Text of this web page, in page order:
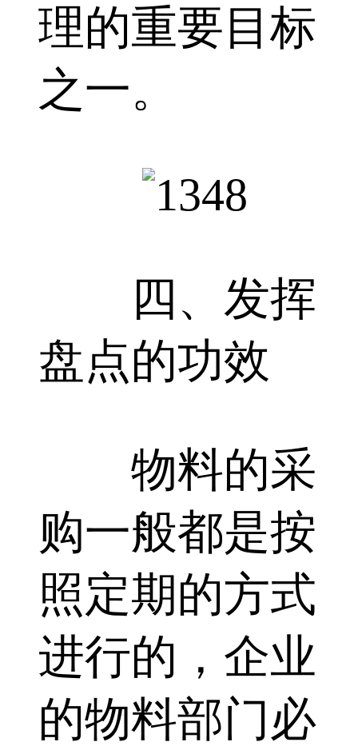
理的重要目标
之一。
四、发挥
盘点的功效
物料的采
购一般都是按
照定期的方式
进行的，企业
的物料部门必